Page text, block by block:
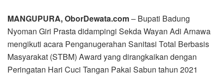
MANGUPURA, OborDewata.com– Bupati Badung
Nyoman Giri Prasta didampingi Sekda Wayan Adi Arnawa
mengikuti acara Penganugerahan Sanitasi Total Berbasis
Masyarakat (STBM) Award yang dirangkaikan dengan
Peringatan Hari Cuci Tangan Pakai Sabun tahun 2021